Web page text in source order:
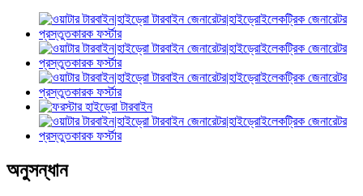
অনুসন্ধান